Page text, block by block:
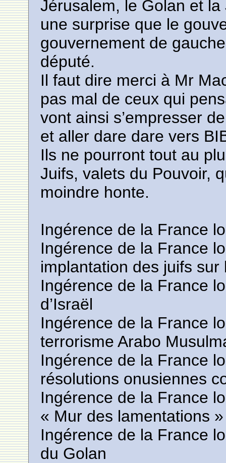
Jérusalem, le Golan et la
une surprise que le
gouvernement de
député.
Il faut dire merci à Mr
pas mal de ceux qui
vont ainsi s’empresser
et aller dare dare vers
Ils ne pourront tout au
Juifs, valets du Pouvoir,
moindre honte.
Ingérence de la France
Ingérence de la France
implantation des juifs
Ingérence de la France
d’Israël
Ingérence de la France
terrorisme Arabo
Ingérence de la France
résolutions onusiennes
Ingérence de la France
« Mur des lamentations
Ingérence de la France
du Golan